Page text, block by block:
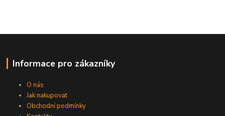
Informace pro zákazníky
O nás
Jak nakupovat
Obchodní podmínky